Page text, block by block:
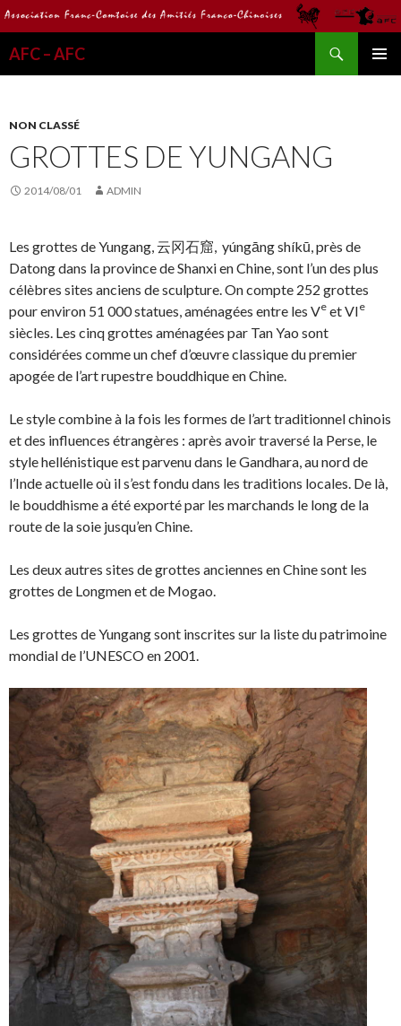
AFC – AFC
NON CLASSÉ
GROTTES DE YUNGANG
2014/08/01 ADMIN
Les grottes de Yungang, 云冈石窟, yúngāng shíkū, près de
Datong dans la province de Shanxi en Chine, sont l’un des plus
célèbres sites anciens de sculpture. On compte 252 grottes
pour environ 51 000 statues, aménagées entre les Ve et VIe
siècles. Les cinq grottes aménagées par Tan Yao sont
considérées comme un chef d’œuvre classique du premier
apogée de l’art rupestre bouddhique en Chine.
Le style combine à la fois les formes de l’art traditionnel chinois
et des influences étrangères : après avoir traversé la Perse, le
style hellénistique est parvenu dans le Gandhara, au nord de
l’Inde actuelle où il s’est fondu dans les traditions locales. De là,
le bouddhisme a été exporté par les marchands le long de la
route de la soie jusqu’en Chine.
Les deux autres sites de grottes anciennes en Chine sont les
grottes de Longmen et de Mogao.
Les grottes de Yungang sont inscrites sur la liste du patrimoine
mondial de l’UNESCO en 2001.